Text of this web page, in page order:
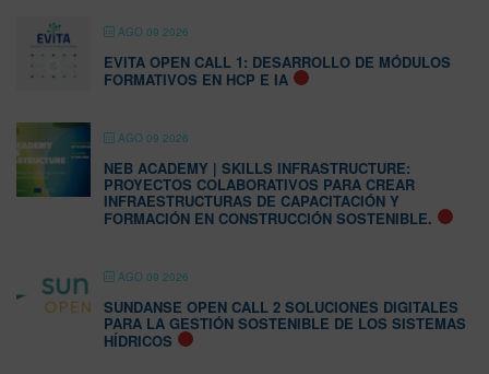
AGO 09 2026
EVITA OPEN CALL 1: DESARROLLO DE MÓDULOS
FORMATIVOS EN HCP E IA
AGO 09 2026
NEB ACADEMY | SKILLS INFRASTRUCTURE:
PROYECTOS COLABORATIVOS PARA CREAR
INFRAESTRUCTURAS DE CAPACITACIÓN Y
FORMACIÓN EN CONSTRUCCIÓN SOSTENIBLE.
AGO 09 2026
SUNDANSE OPEN CALL 2 SOLUCIONES DIGITALES
PARA LA GESTIÓN SOSTENIBLE DE LOS SISTEMAS
HÍDRICOS